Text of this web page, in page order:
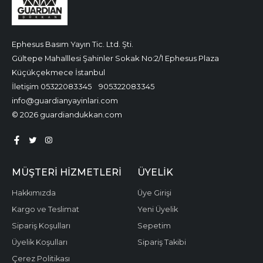
Ephesus Basım Yayın Tic. Ltd. Şti.
Gültepe Mahalllesi Şahinler Sokak No:2/1 Ephesus Plaza
Küçükçekmece İstanbul
İletişim 05322083345
905322083345
info@guardianyayinlari.com
© 2026 guardiandukkan.com
MÜŞTERI HIZMETLERI
Hakkımızda
Kargo ve Teslimat
Sipariş Koşulları
Üyelik Koşulları
Çerez Politikası
ÜYELIK
Üye Girişi
Yeni Üyelik
Sepetim
Sipariş Takibi